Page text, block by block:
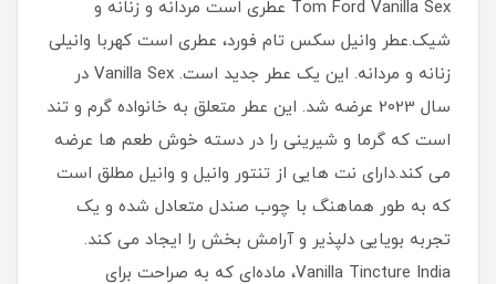
Tom Ford Vanilla Sex عطری است مردانه و زنانه و
شیک.عطر وانیل سکس تام فورد، عطری است کهربا وانیلی
زنانه و مردانه. این یک عطر جدید است. Vanilla Sex در
سال 2023 عرضه شد. این عطر متعلق به خانواده گرم و تند
است که گرما و شیرینی را در دسته خوش طعم ها عرضه
می کند.دارای نت هایی از تنتور وانیل و وانیل مطلق است
که به طور هماهنگ با چوب صندل متعادل شده و یک
تجربه بویایی دلپذیر و آرامش بخش را ایجاد می کند.
Vanilla Tincture India، ماده‌ای که به صراحت برای